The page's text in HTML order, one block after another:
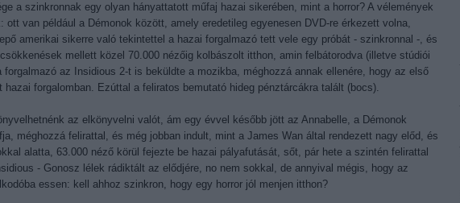
a szinkronnak egy olyan hányattatott műfaj hazai sikerében, mint a horror? A vélemények
ott van például a Démonok között, amely eredetileg egyenesen DVD-re érkezett volna,
amerikai sikerre való tekintettel a hazai forgalmazó tett vele egy próbát - szinkronnal -, és
mellett közel 70.000 nézőig kolbászolt itthon, amin felbátorodva (illetve stúdiói
forgalmazó az Insidious 2-t is beküldte a mozikba, méghozzá annak ellenére, hogy az első
hazai forgalomban. Ezúttal a feliratos bemutató hideg pénztárcákra talált (bocs).
az elkönyvelni valót, ám egy évvel később jött az Annabelle, a Démonok
méghozzá felirattal, és még jobban indult, mint a James Wan által rendezett nagy előd, és
alatta, 63.000 néző körül fejezte be hazai pályafutását, sőt, pár hete a szintén felirattal
- Gonosz lélek rádiktált az elődjére, no nem sokkal, de annyival mégis, hogy az
essen: kell ahhoz szinkron, hogy egy horror jól menjen itthon?